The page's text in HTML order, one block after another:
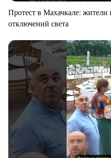
Протест в Махачкале: жители
отключений света